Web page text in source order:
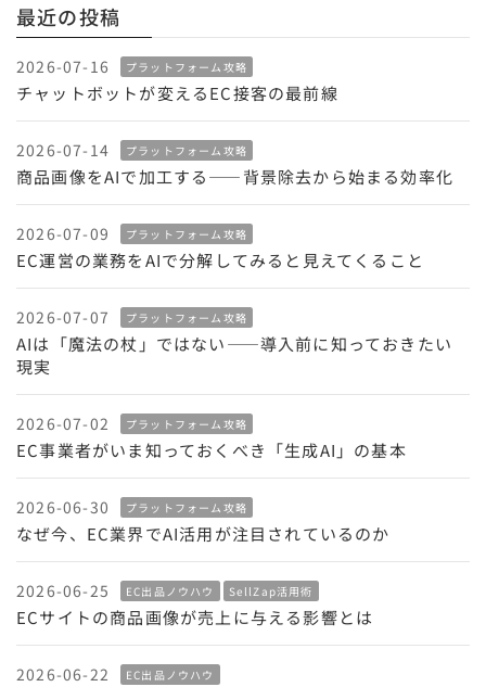
最近の投稿
2026-07-16 プラットフォーム攻略
チャットボットが変えるEC接客の最前線
2026-07-14 プラットフォーム攻略
商品画像をAIで加工する——背景除去から始まる効率化
2026-07-09 プラットフォーム攻略
EC運営の業務をAIで分解してみると見えてくること
2026-07-07 プラットフォーム攻略
AIは「魔法の杖」ではない——導入前に知っておきたい
現実
2026-07-02 プラットフォーム攻略
EC事業者がいま知っておくべき「生成AI」の基本
2026-06-30 プラットフォーム攻略
なぜ今、EC業界でAI活用が注目されているのか
2026-06-25 EC出品ノウハウ SellZap活用術
ECサイトの商品画像が売上に与える影響とは
2026-06-22 EC出品ノウハウ